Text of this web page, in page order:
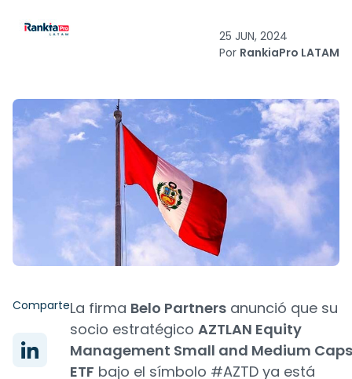
25 JUN, 2024
Por RankiaPro LATAM
ComparteLa firma Belo Partners anunció que su
socio estratégico AZTLAN Equity
Management Small and Medium Caps
ETF bajo el símbolo #AZTD ya está